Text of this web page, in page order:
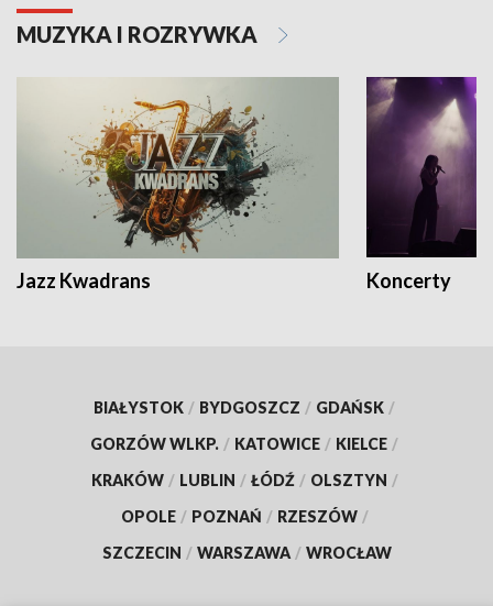
MUZYKA I ROZRYWKA
Jazz Kwadrans Koncerty
BIAŁYSTOK / BYDGOSZCZ / GDAŃSK /
GORZÓW WLKP. / KATOWICE / KIELCE /
KRAKÓW / LUBLIN / ŁÓDŹ / OLSZTYN /
OPOLE / POZNAŃ / RZESZÓW /
SZCZECIN / WARSZAWA / WROCŁAW